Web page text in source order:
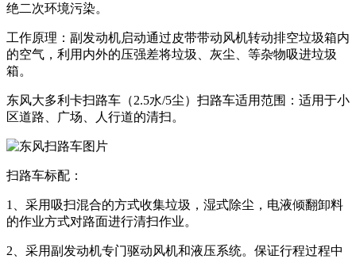
绝二次环境污染。
工作原理：副发动机启动通过皮带带动风机转动排空垃圾箱内
的空气，利用内外的压强差将垃圾、灰尘、等杂物吸进垃圾
箱。
东风大多利卡扫路车（2.5水/5尘）扫路车适用范围：适用于小
区道路、广场、人行道的清扫。
扫路车标配：
1、采用吸扫混合的方式收集垃圾，湿式除尘，电液倾翻卸料
的作业方式对路面进行清扫作业。
2、采用副发动机专门驱动风机和液压系统。保证行程过程中